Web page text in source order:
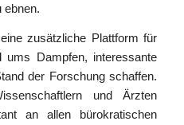
ebnen.
zusätzliche Plattform für
ums Dampfen, interessante
der Forschung schaffen.
und Ärzten
an allen bürokratischen